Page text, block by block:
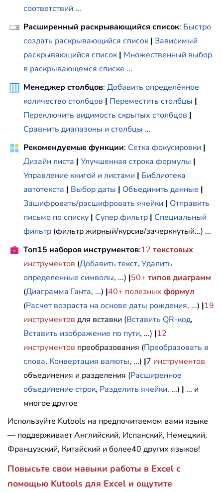
соответствий ...
Расширенный раскрывающийся список: Быстро
создать раскрывающийся список | Зависимый
раскрывающийся список | Множественный выбор
в раскрывающемся списке ...
Менеджер столбцов: Добавить определённое
количество столбцов | Переместить столбцы |
Переключить видимость скрытых столбцов |
Сравнить диапазоны и столбцы ...
Рекомендуемые функции: Сетка фокусировки |
Дизайн листа | Улучшенная строка формулы |
Управление книгой и листами | Библиотека
автотекста | Выбор даты | Объединить данные |
Зашифровать/расшифровать ячейки | Отправить
письмо по списку | Супер фильтр | Специальный
фильтр (фильтр жирный/курсив/зачеркнутый...) ...
Топ15 наборов инструментов:12 текстовых
инструментов (Добавить текст, Удалить
определенные символы, ...) |50+ типов диаграмм
(Диаграмма Ганта, ...) |40+ полезных формул
(Расчет возраста на основе даты рождения, ...) |19
инструментов для вставки (Вставить QR-код,
Вставить изображение по пути, ...) |12
инструментов преобразования (Преобразовать в
слова, Конвертация валюты, ...) |7 инструментов
объединения и разделения (Расширенное
объединение строк, Разделить ячейки, ...) | ... и
многое другое
Используйте Kutools на предпочитаемом вами языке
— поддерживает Английский, Испанский, Немецкий,
Французский, Китайский и более40 других языков!
Повысьте свои навыки работы в Excel с
помощью Kutools для Excel и ощутите